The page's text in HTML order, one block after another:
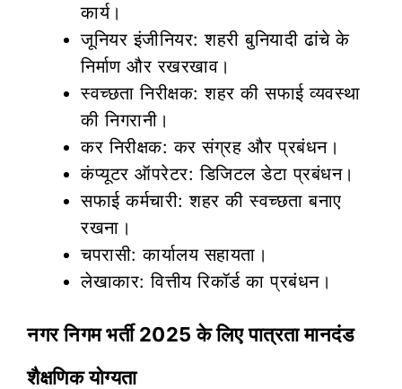
कार्य।
जूनियर इंजीनियर: शहरी बुनियादी ढांचे के
निर्माण और रखरखाव।
स्वच्छता निरीक्षक: शहर की सफाई व्यवस्था
की निगरानी।
कर निरीक्षक: कर संग्रह और प्रबंधन।
कंप्यूटर ऑपरेटर: डिजिटल डेटा प्रबंधन।
सफाई कर्मचारी: शहर की स्वच्छता बनाए
रखना।
चपरासी: कार्यालय सहायता।
लेखाकार: वित्तीय रिकॉर्ड का प्रबंधन।
नगर निगम भर्ती 2025 के लिए पात्रता मानदंड
शैक्षणिक योग्यता